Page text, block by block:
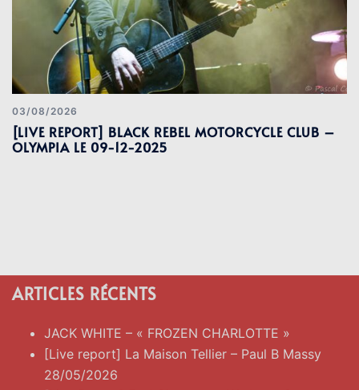
03/08/2026
[LIVE REPORT] BLACK REBEL MOTORCYCLE CLUB –
OLYMPIA LE 09-12-2025
ARTICLES RÉCENTS
JACK WHITE – « FROZEN CHARLOTTE »
[Live report] La Maison Tellier – Paul B Massy
28/05/2026